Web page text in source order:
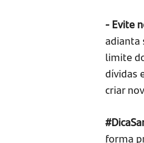
- Evite
adianta
limite
dívidas
criar
forma